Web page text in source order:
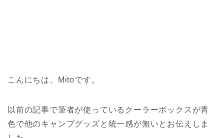
こんにちは、Mitoです。
以前の記事で筆者が使っているクーラーボックスが青
色で他のキャンプグッズと統一感が無いとお伝えしま